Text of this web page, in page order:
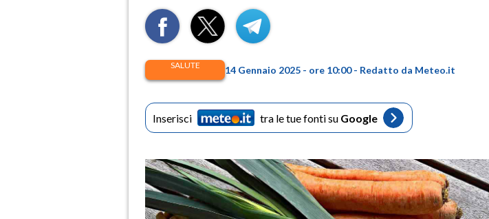
SALUTE 14 Gennaio 2025 - ore 10:00 - Redatto da Meteo.it
Inserisci tra le tue fonti su Google